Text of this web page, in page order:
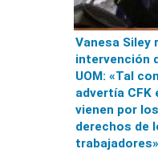
Vanesa Siley
intervención
UOM: «Tal
advertía CFK
vienen por los
derechos de
trabajadores»